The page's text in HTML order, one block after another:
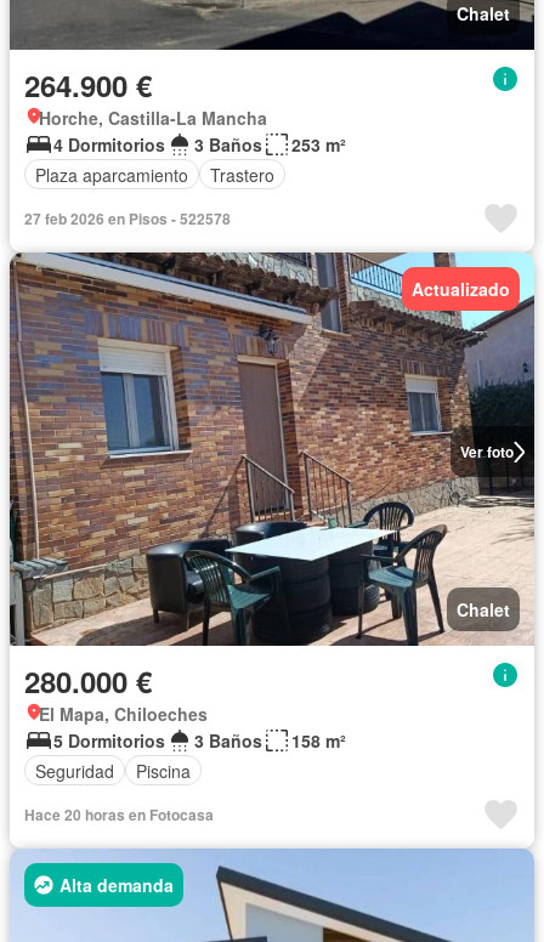
Chalet
264.900 €
Horche, Castilla-La Mancha
4 Dormitorios
3 Baños
253 m²
Plaza aparcamiento
Trastero
27 feb 2026 en Pisos - 522578
Ver foto
Actualizado
Chalet
280.000 €
El Mapa, Chiloeches
5 Dormitorios
3 Baños
158 m²
Seguridad
Piscina
Hace 20 horas en Fotocasa
Alta demanda